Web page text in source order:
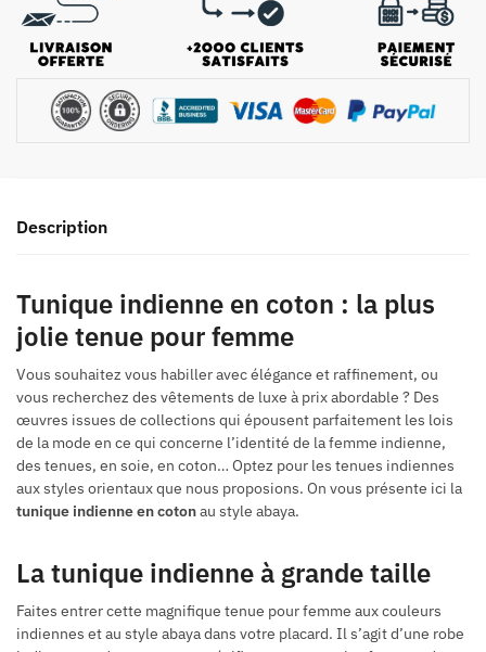
Description
Tunique indienne en coton : la plus
jolie tenue pour femme
Vous souhaitez vous habiller avec élégance et raffinement, ou
vous recherchez des vêtements de luxe à prix abordable ? Des
œuvres issues de collections qui épousent parfaitement les lois
de la mode en ce qui concerne l’identité de la femme indienne,
des tenues, en soie, en coton… Optez pour les tenues indiennes
aux styles orientaux que nous proposions. On vous présente ici la
tunique indienne en cotonau style abaya.
La tunique indienne à grande taille
Faites entrer cette magnifique tenue pour femme aux couleurs
indiennes et au style abaya dans votre placard. Il s’agit d’une robe